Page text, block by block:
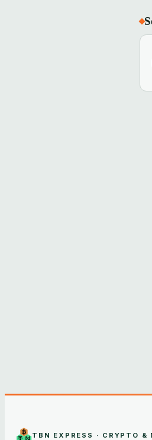
TBN EXPRESS · CRYPTO &